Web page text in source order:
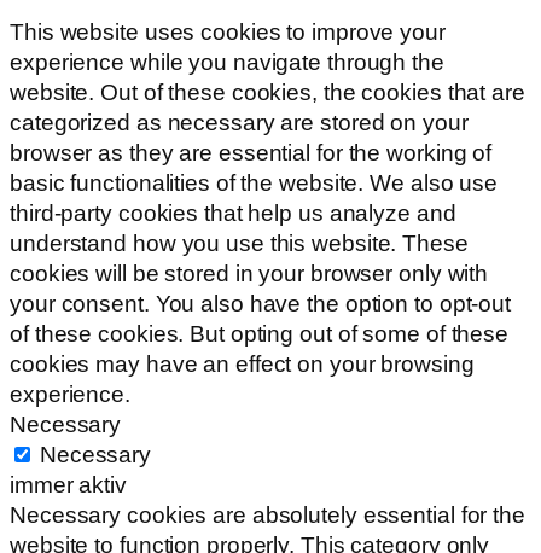
This website uses cookies to improve your
experience while you navigate through the
website. Out of these cookies, the cookies that are
categorized as necessary are stored on your
browser as they are essential for the working of
basic functionalities of the website. We also use
third-party cookies that help us analyze and
understand how you use this website. These
cookies will be stored in your browser only with
your consent. You also have the option to opt-out
of these cookies. But opting out of some of these
cookies may have an effect on your browsing
experience.
Necessary
Necessary
immer aktiv
Necessary cookies are absolutely essential for the
website to function properly. This category only